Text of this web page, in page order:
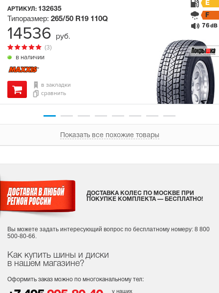
АРТИКУЛ: 132635
в наличии
(3)
Типоразмер: 265/50 R19 110Q
E
F
76 dB
в закладки
сравнить
14536 руб.
Показать все похожие товары
Как купить шины и диски
в нашем магазине?
Оформить заказ можно по многоканальному тел:
у наших
ДОСТАВКА КОЛЕС ПО МОСКВЕ ПРИ
ПОКУПКЕ КОМПЛЕКТА — БЕСПЛАТНО!
Вы можете задать интересующий вопрос по бесплатному номеру: 8 800
500-80-66.